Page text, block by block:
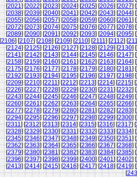
[2021] [2022] [2023] [2024] [2025] [2026] [2027] [
[2038] [2039] [2040] [2041] [2042] [2043] [2044] [
[2055] [2056] [2057] [2058] [2059] [2060] [2061] [
[2072] [2073] [2074] [2075] [2076] [2077] [2078] [
[2089] [2090] [2091] [2092] [2093] [2094] [2095] [
[2106] [2107] [2108] [2109] [2110] [2111] [2112] [
[2124] [2125] [2126] [2127] [2128] [2129] [2130] [
[2141] [2142] [2143] [2144] [2145] [2146] [2147] [
[2158] [2159] [2160] [2161] [2162] [2163] [2164] [
[2175] [2176] [2177] [2178] [2179] [2180] [2181] [
[2192] [2193] [2194] [2195] [2196] [2197] [2198] [
[2209] [2210] [2211] [2212] [2213] [2214] [2215] [
[2226] [2227] [2228] [2229] [2230] [2231] [2232] [
[2243] [2244] [2245] [2246] [2247] [2248] [2249] [
[2260] [2261] [2262] [2263] [2264] [2265] [2266] [
[2277] [2278] [2279] [2280] [2281] [2282] [2283] [
[2294] [2295] [2296] [2297] [2298] [2299] [2300] [
[2311] [2312] [2313] [2314] [2315] [2316] [2317] [
[2328] [2329] [2330] [2331] [2332] [2333] [2334] [
[2345] [2346] [2347] [2348] [2349] [2350] [2351] [
[2362] [2363] [2364] [2365] [2366] [2367] [2368] [
[2379] [2380] [2381] [2382] [2383] [2384] [2385] [
[2396] [2397] [2398] [2399] [2400] [2401] [2402] [
[2413] [2414] [2415] [2416] [2417] [2418] [2419] [
[